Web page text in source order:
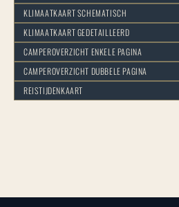
KLIMAATKAART SCHEMATISCH
KLIMAATKAART GEDETAILLEERD
CAMPEROVERZICHT ENKELE PAGINA
CAMPEROVERZICHT DUBBELE PAGINA
REISTIJDENKAART